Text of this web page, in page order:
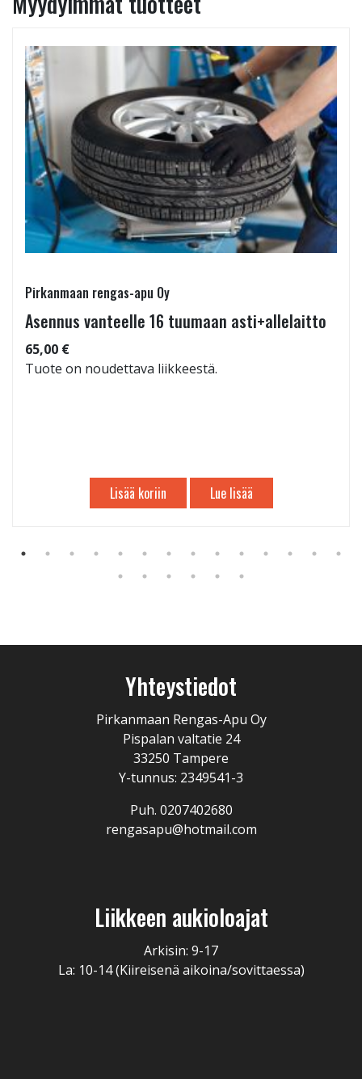
Pirkanmaan rengas-apu Oy
Asennus vanteelle 16 tuumaan asti+allelaitto
65,00 €
Tuote on noudettava liikkeestä.
Lisää koriin Lue lisää
Yhteystiedot
Pirkanmaan Rengas-Apu Oy
Pispalan valtatie 24
33250 Tampere
Y-tunnus: 2349541-3
Puh. 0207402680
rengasapu@hotmail.com
Liikkeen aukioloajat
Arkisin: 9-17
La: 10-14 (Kiireisenä aikoina/sovittaessa)